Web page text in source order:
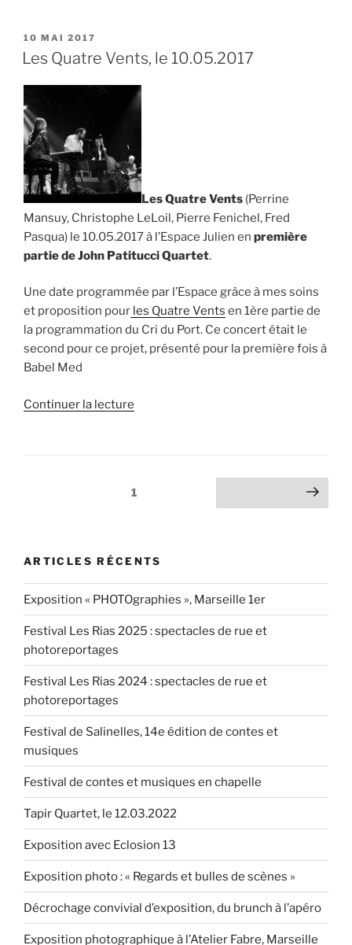
de
–
2016/2017 »
PUBLIÉ
LE
10 MAI 2017
Les Quatre Vents, le 10.05.2017
Les Quatre Vents (Perrine
Mansuy, Christophe LeLoil, Pierre Fenichel, Fred
Pasqua) le 10.05.2017 à l’Espace Julien en première
partie de John Patitucci Quartet.
Une date programmée par l’Espace grâce à mes soins
et proposition pour les Quatre Vents en 1ère partie de
la programmation du Cri du Port. Ce concert était le
second pour ce projet, présenté pour la première fois à
Babel Med
Continuer la lecture
10.05.2017 »
Page1 Page suivante
ARTICLES RÉCENTS
Exposition « PHOTOgraphies », Marseille 1er
Festival Les Rias 2025 : spectacles de rue et
photoreportages
Festival Les Rias 2024 : spectacles de rue et
photoreportages
Festival de Salinelles, 14e édition de contes et
musiques
Festival de contes et musiques en chapelle
Tapir Quartet, le 12.03.2022
Exposition avec Eclosion 13
Exposition photo : « Regards et bulles de scènes »
Décrochage convivial d’exposition, du brunch à l’apéro
Exposition photographique à l’Atelier Fabre, Marseille